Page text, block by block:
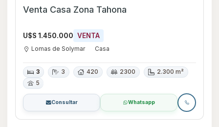
Venta Casa Zona Tahona
U$S 1.450.000 VENTA
Lomas de Solymar Casa
3 3 420 2300
2.300 m²
5
Consultar Whatsapp